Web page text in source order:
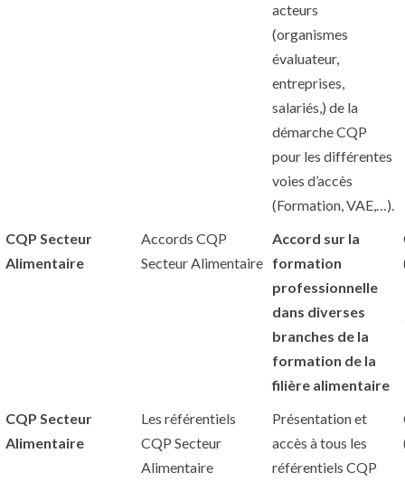
acteurs
(organismes
évaluateur,
entreprises,
salariés,) de la
démarche CQP
pour les différentes
voies d’accès
(Formation, VAE,…).
CQP Secteur
Alimentaire
Accords CQP
Secteur Alimentaire
Accord sur la
formation
professionnelle
dans diverses
branches de la
formation de la
filière alimentaire
CQP Secteur
Alimentaire
Les référentiels
CQP Secteur
Alimentaire
Présentation et
accès à tous les
référentiels CQP